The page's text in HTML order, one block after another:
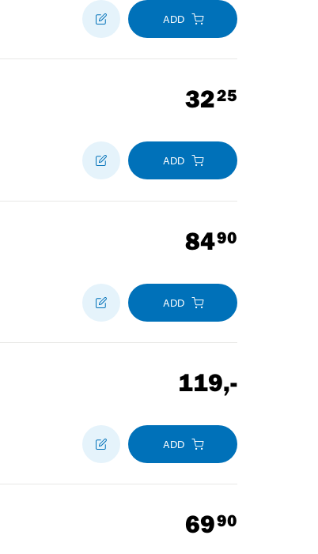
ADD
3225
ADD
8490
ADD
119,-
ADD
6990